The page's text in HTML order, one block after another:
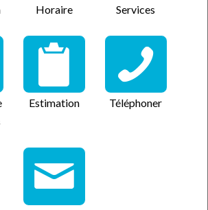
Horaire Services
Estimation Téléphoner